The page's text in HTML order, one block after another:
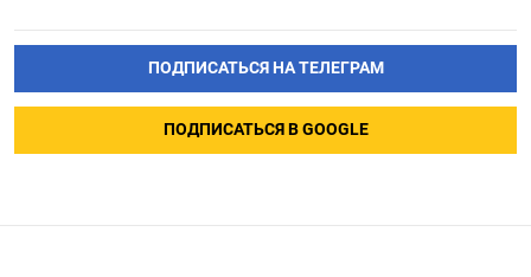
ПОДПИСАТЬСЯ НА ТЕЛЕГРАМ
ПОДПИСАТЬСЯ В GOOGLE